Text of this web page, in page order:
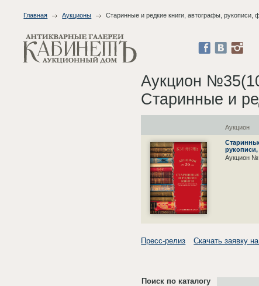
Главная Аукционы Старинные и редкие книги, автографы, рукописи,
Аукцион
Старинные и
Аукцион
Аукцион
Пресс-релиз Скачать заявку
Поиск по каталогу